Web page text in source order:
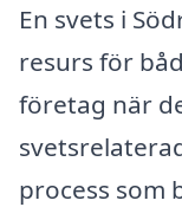
En svets i
resurs för
företag när
process som